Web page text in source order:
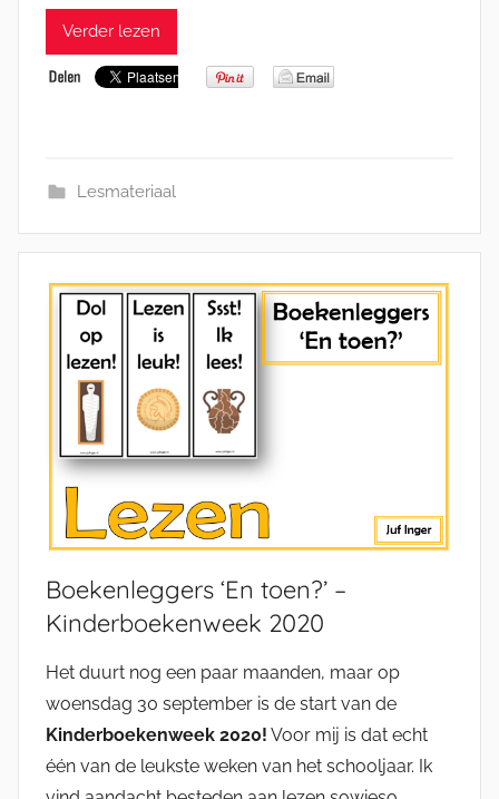
Verder lezen
Lesmateriaal
Boekenleggers ‘En toen?’ –
Kinderboekenweek 2020
Het duurt nog een paar maanden, maar op
woensdag 30 september is de start van de
Kinderboekenweek 2020! Voor mij is dat echt
één van de leukste weken van het schooljaar. Ik